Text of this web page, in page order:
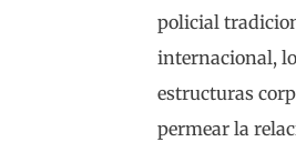
policial
internacional,
estructuras
permear la